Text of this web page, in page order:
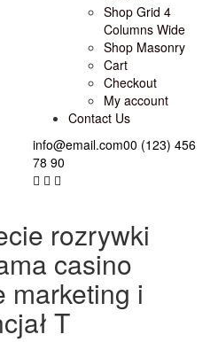
Shop Grid 4
Columns Wide
Shop Masonry
Cart
Checkout
My account
Contact Us
info@email.com00 (123) 456
78 90
rozrywki
casino
marketing i
T